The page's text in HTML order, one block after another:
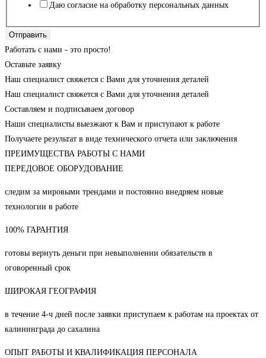
Даю согласие на обработку персональных данных
Отправить
Работать с нами - это просто!
Оставьте заявку
Наш специалист свяжется с Вами для уточнения деталей
Наш специалист свяжется с Вами для уточнения деталей
Составляем и подписываем договор
Наши специалисты выезжают к Вам и приступают к работе
Получаете результат в виде технического отчета или заключения
ПРЕИМУЩЕСТВА РАБОТЫ С НАМИ
ПЕРЕДОВОЕ ОБОРУДОВАНИЕ
следим за мировыми трендами и постоянно внедряем новые
технологии в работе
100% ГАРАНТИЯ
готовы вернуть деньги при невыполнении обязательств в
оговоренный срок
ШИРОКАЯ ГЕОГРАФИЯ
в течение 4-ч дней после заявки приступаем к работам на проектах от
калининграда до сахалина
ОПЫТ РАБОТЫ И КВАЛИФИКАЦИЯ ПЕРСОНАЛА